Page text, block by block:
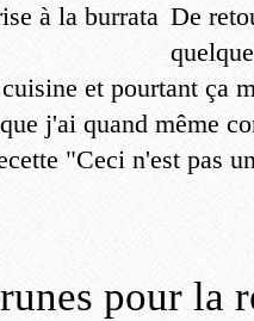
De
et pourtant ça
j'ai quand même
"Ceci n'est pas
pour la